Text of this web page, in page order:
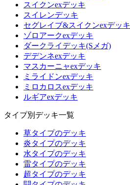
スイクンexデッキ
スイレンデッキ
セグレイブ&スイクンexデッキ
ゾロアークexデッキ
ダークライデッキ(Sメガ)
デデンネexデッキ
マスカーニャexデッキ
ミライドンexデッキ
ミロカロスexデッキ
ルギアexデッキ
タイプ別デッキ一覧
草タイプのデッキ
炎タイプのデッキ
水タイプのデッキ
雷タイプのデッキ
超タイプのデッキ